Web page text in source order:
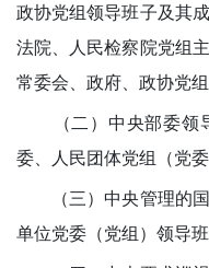
政协党组领导班子及其
法院、人民检察院党组
常委会、政府、政协党
（二）中央部委领导
委、人民团体党组（党
（三）中央管理的国
单位党委（党组）领导